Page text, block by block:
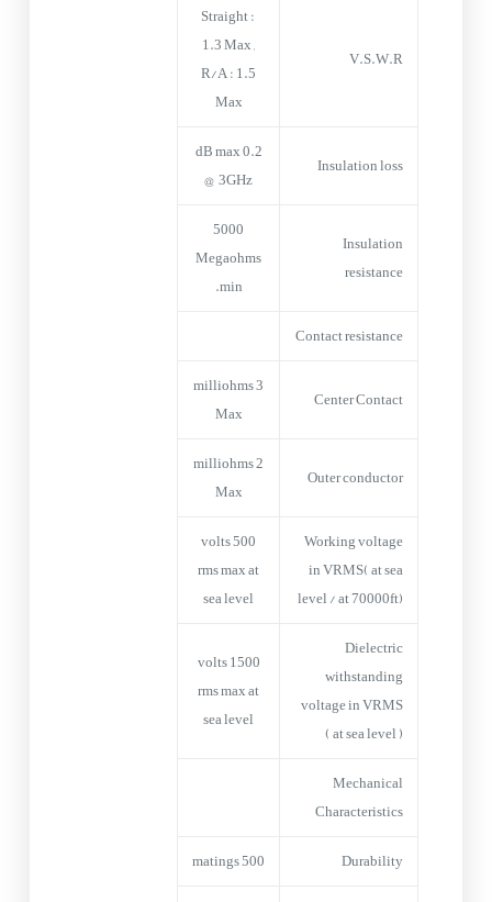
V.S.W.R
Straight :
1.3 Max ,
R/A : 1.5
Max
Insulation loss
0.2 dB max
@ 3GHz
Insulation
resistance
5000
Megaohms
min.
Contact resistance
Center Contact
3 milliohms
Max
Outer conductor
2 milliohms
Max
Working voltage
in VRMS( at sea
level / at 70000ft)
500 volts
rms max at
sea level
Dielectric
withstanding
voltage in VRMS
( at sea level )
1500 volts
rms max at
sea level
Mechanical
Characteristics
Durability
500 matings